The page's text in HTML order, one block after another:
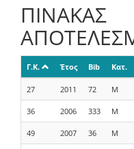
ΠΙΝΑΚΑΣ
Γ.Κ. Έτος Bib Κατ.
27 2011 72 M
36 2006 333 M
49 2007 36 M